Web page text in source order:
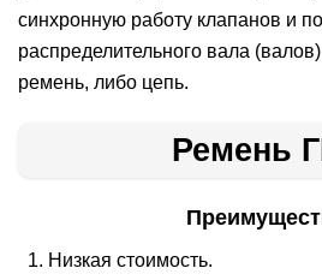
синхронную работу клапанов и
распределительного вала
ремень, либо цепь.
Ремень
Низкая стоимость.